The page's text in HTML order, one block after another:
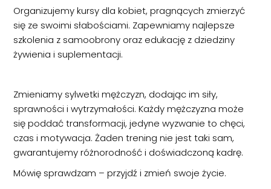
Organizujemy kursy dla kobiet, pragnących zmierzyć
się ze swoimi słabościami. Zapewniamy najlepsze
szkolenia z samoobrony oraz edukację z dziedziny
żywienia i suplementacji.
Zmieniamy sylwetki mężczyzn, dodając im siły,
sprawności i wytrzymałości. Każdy mężczyzna może
się poddać transformacji, jedyne wyzwanie to chęci,
czas i motywacja. Żaden trening nie jest taki sam,
gwarantujemy różnorodność i doświadczoną kadrę.
Mówię sprawdzam – przyjdź i zmień swoje życie.